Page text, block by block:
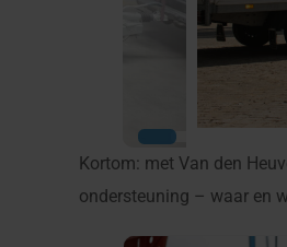
Kortom: met Van den
ondersteuning – waar en